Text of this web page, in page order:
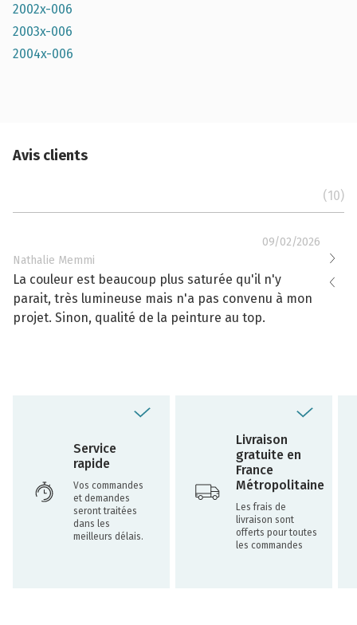
2002x-006
2003x-006
2004x-006
Avis clients
(10)
09/02/2026
Nathalie Memmi
La couleur est beaucoup plus saturée qu'il n'y
parait, très lumineuse mais n'a pas convenu à mon
projet. Sinon, qualité de la peinture au top.
La
Service
rapide
Vos commandes
et demandes
seront traitées
dans les
meilleurs délais.
Livraison
gratuite en
France
Métropolitaine
Les frais de
livraison sont
offerts pour toutes
les commandes